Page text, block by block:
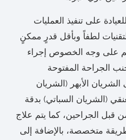
على تنفيذ العمليات
لطفاً وبأقل قدرٍ ممكنٍ
على وجه الخصوص إجراء
الجراحة المفتوحة
الأبهر (الشريان
(الشريان السباتي) بدقة
قبل الجراحين، كما يتم علاج
متخصصة، بالإضافة إلى